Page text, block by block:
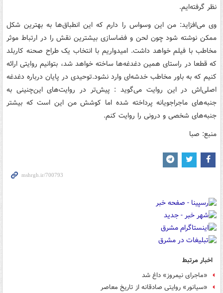
نظر گرفته‌ایم.
وی می‌افزاید: من این وسواس را دارم که این انطباق‌ها به بهترین شکل
ممکن نوشته شود چون لحن و فضاسازی بیشترین نقش را در ارتباط موثر
مخاطب با فیلم خواهد داشت. امیدواریم با انتخاب یک طراح صحنه کاربلد
که قطعا در راستای همین دغدغه‌ها ساخته خواهد شد، بتوانیم روایتی ارائه
کنیم که به باور مخاطب خدشه‌ای وارد نشود.توحیدی در پایان درباره دغدغه
اصلی‌اش در این روایت می‌گوید : پیش‌تر در روایت‌های این‌چنینی به
جنبه‌های ماجراجویانه پرداخته شده اما کوشش من این است که بیشتر
جنبه‌های شخصی و درونی را روایت کنم.
منبع: صبا
اخبار مرتبط
«ماجرای نیمروز» داغ شد
«سیانور» روایتی صادقانه از تاریخ معاصر